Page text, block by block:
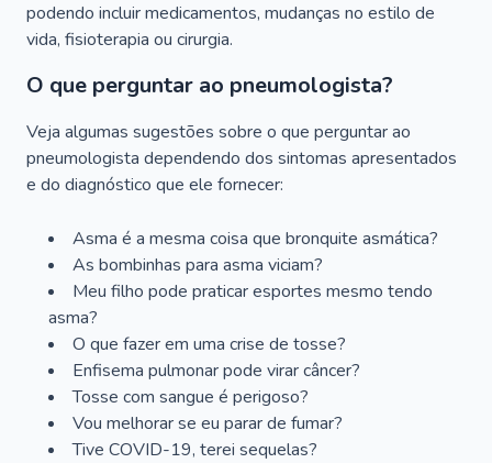
podendo incluir medicamentos, mudanças no estilo de
vida, fisioterapia ou cirurgia.
O que perguntar ao pneumologista?
Veja algumas sugestões sobre o que perguntar ao
pneumologista dependendo dos sintomas apresentados
e do diagnóstico que ele fornecer:
Asma é a mesma coisa que bronquite asmática?
As bombinhas para asma viciam?
Meu filho pode praticar esportes mesmo tendo
asma?
O que fazer em uma crise de tosse?
Enfisema pulmonar pode virar câncer?
Tosse com sangue é perigoso?
Vou melhorar se eu parar de fumar?
Tive COVID-19, terei sequelas?